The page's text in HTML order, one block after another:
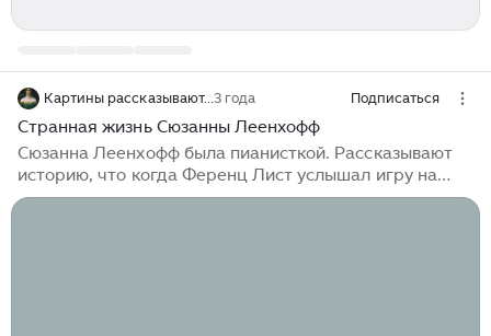
Картины рассказывают... 3 года Подписаться
Странная жизнь Сюзанны Леенхофф
Сюзанна Леенхофф была пианисткой. Рассказывают
историю, что когда Ференц Лист услышал игру на
фортепиано шестнадцатилетней Сюзанны, великий